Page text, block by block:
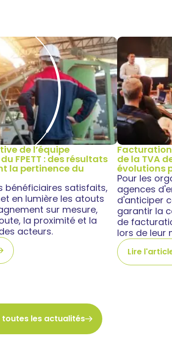
de l’équipe
FPETT : des résultats
la pertinence du
bénéficiaires satisfaits,
en lumière les atouts
sur mesure,
la proximité et la
acteurs.
de la TVA
évolutions
Pour les
agences
d'anticiper
garantir la
de
lors de leur
Lire
toutes les actualités